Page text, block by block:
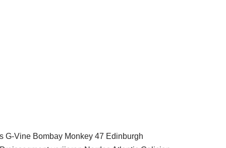
G-Vine Bombay Monkey 47 Edinburgh